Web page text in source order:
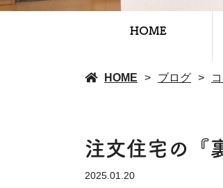
HOME
HOME ブログ
注文住宅の『
2025.01.20